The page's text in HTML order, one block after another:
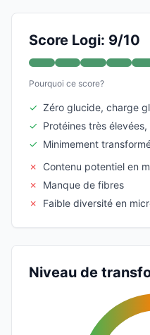
Score Logi: 9/10
Pourquoi ce score?
✓ Zéro glucide, charge
✓ Protéines très
✓ Minimement
✗
Contenu potentiel en
✗
Manque de fibres
✗
Faible diversité en
Niveau de